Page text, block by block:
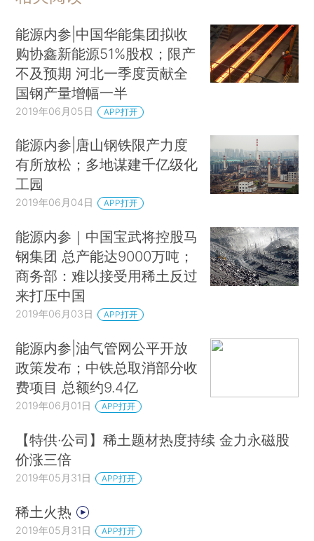
能源内参|中国华能集团拟收
购协鑫新能源51%股权；限产
不及预期 河北一季度贡献全
国钢产量增幅一半
2019年06月05日 APP打开
能源内参|唐山钢铁限产力度
有所放松；多地谋建千亿级化
工园
2019年06月04日 APP打开
能源内参｜中国宝武将控股马
钢集团 总产能达9000万吨；
商务部：难以接受用稀土反过
来打压中国
2019年06月03日 APP打开
能源内参|油气管网公平开放
政策发布；中铁总取消部分收
费项目 总额约9.4亿
2019年06月01日 APP打开
【特供·公司】稀土题材热度持续 金力永磁股
价涨三倍
2019年05月31日 APP打开
稀土火热
2019年05月31日 APP打开